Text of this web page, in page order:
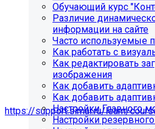
Мы подготовили чек-лист
https://support.simai.ru/learn/
Обучающий курс
Различие
информации на сайте
Часто используемые
Как работать с
Как редактировать
изображения
Как добавить
Как добавить
Настройки Главного
Настройки